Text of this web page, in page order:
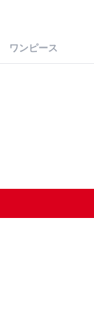
ワンピース